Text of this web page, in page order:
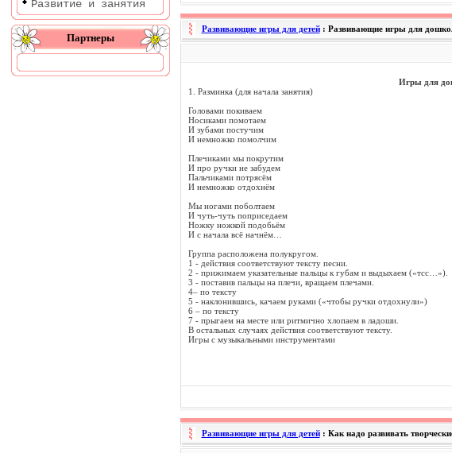
Развитие и занятия
Партнеры
Развивающие игры для детей : Развивающие игры для
Игры для
1. Разминка (для начала занятия)
Головами покиваем
Носиками помотаем
И зубами постучим
И немножко помолчим
Плечиками мы покрутим
И про ручки не забудем
Пальчиками потрясём
И немножко отдохнём
Мы ногами поболтаем
И чуть-чуть поприседаем
Ножку ножкой подобьём
И с начала всё начнём…
Группа расположена полукругом.
1 - действия соответствуют тексту песни.
2 - прижимаем указательные пальцы к губам и выдыхаем («тсс…»).
3 - поставив пальцы на плечи, вращаем плечами.
4– по тексту
5 - наклонившись, качаем руками («чтобы ручки отдохнули»)
6 – по тексту
7 - прыгаем на месте или ритмично хлопаем в ладоши.
В остальных случаях действия соответствуют тексту.
Игры с музыкальными инструментами
Развивающие игры для детей : Как надо развивать